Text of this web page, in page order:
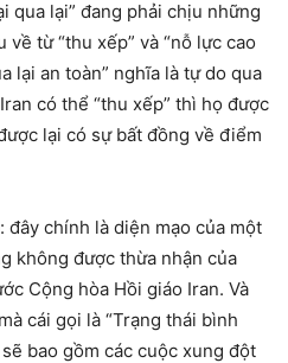
qua lại” đang phải chịu những
từ “thu xếp” và “nỗ lực cao
lại an toàn” nghĩa là tự do qua
có thể “thu xếp” thì họ được
lại có sự bất đồng về điểm
đây chính là diện mạo của một
không được thừa nhận của
Cộng hòa Hồi giáo Iran. Và
cái gọi là “Trạng thái bình
bao gồm các cuộc xung đột